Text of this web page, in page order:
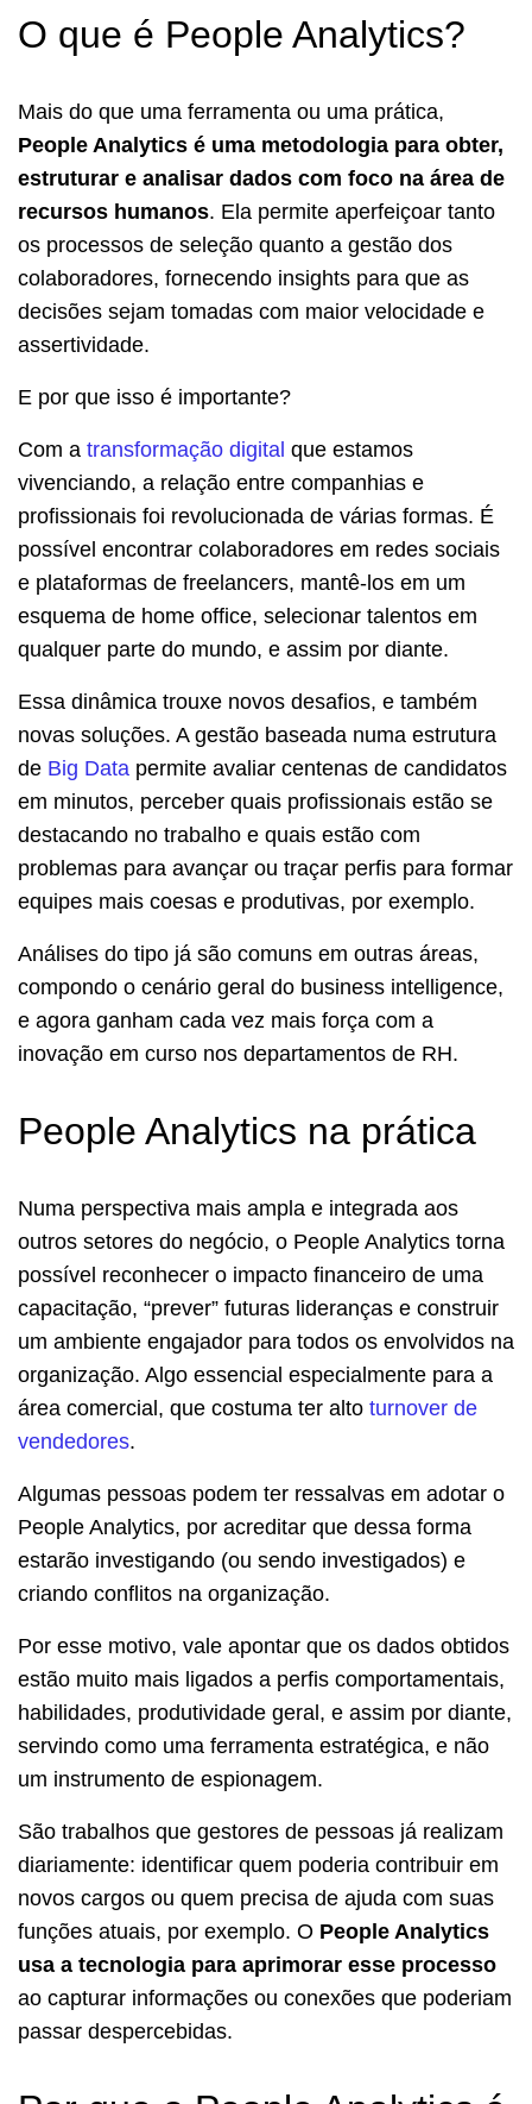
O que é People Analytics?
Mais do que uma ferramenta ou uma prática,
People Analytics é uma metodologia para obter,
estruturar e analisar dados com foco na área de
recursos humanos. Ela permite aperfeiçoar tanto
os processos de seleção quanto a gestão dos
colaboradores, fornecendo insights para que as
decisões sejam tomadas com maior velocidade e
assertividade.
E por que isso é importante?
Com a transformação digital que estamos
vivenciando, a relação entre companhias e
profissionais foi revolucionada de várias formas. É
possível encontrar colaboradores em redes sociais
e plataformas de freelancers, mantê-los em um
esquema de home office, selecionar talentos em
qualquer parte do mundo, e assim por diante.
Essa dinâmica trouxe novos desafios, e também
novas soluções. A gestão baseada numa estrutura
de Big Data permite avaliar centenas de candidatos
em minutos, perceber quais profissionais estão se
destacando no trabalho e quais estão com
problemas para avançar ou traçar perfis para formar
equipes mais coesas e produtivas, por exemplo.
Análises do tipo já são comuns em outras áreas,
compondo o cenário geral do business intelligence,
e agora ganham cada vez mais força com a
inovação em curso nos departamentos de RH.
People Analytics na prática
Numa perspectiva mais ampla e integrada aos
outros setores do negócio, o People Analytics torna
possível reconhecer o impacto financeiro de uma
capacitação, “prever” futuras lideranças e construir
um ambiente engajador para todos os envolvidos na
organização. Algo essencial especialmente para a
área comercial, que costuma ter alto turnover de
vendedores.
Algumas pessoas podem ter ressalvas em adotar o
People Analytics, por acreditar que dessa forma
estarão investigando (ou sendo investigados) e
criando conflitos na organização.
Por esse motivo, vale apontar que os dados obtidos
estão muito mais ligados a perfis comportamentais,
habilidades, produtividade geral, e assim por diante,
servindo como uma ferramenta estratégica, e não
um instrumento de espionagem.
São trabalhos que gestores de pessoas já realizam
diariamente: identificar quem poderia contribuir em
novos cargos ou quem precisa de ajuda com suas
funções atuais, por exemplo. O People Analytics
usa a tecnologia para aprimorar esse processo
ao capturar informações ou conexões que poderiam
passar despercebidas.